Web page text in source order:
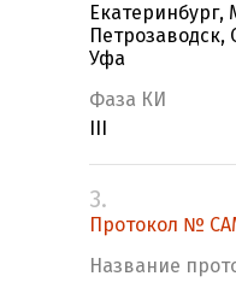
Екатеринбург,
Петрозаводск,
Уфа
Фаза КИ
3.
Протокол №
Название